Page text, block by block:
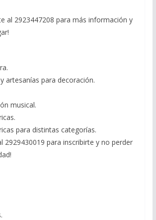
al 2923447208 para más información y
artesanías para decoración.
musical.
para distintas categorías.
2929430019 para inscribirte y no perder